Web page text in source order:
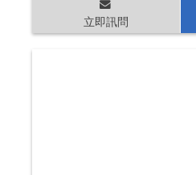
立即訊問